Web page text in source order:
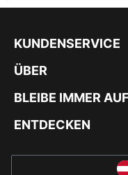
KUNDENSERVICE
ÜBER
BLEIBE IMMER
ENTDECKEN